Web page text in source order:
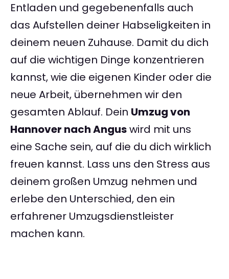
Entladen und gegebenenfalls auch
das Aufstellen deiner Habseligkeiten in
deinem neuen Zuhause. Damit du dich
auf die wichtigen Dinge konzentrieren
kannst, wie die eigenen Kinder oder die
neue Arbeit, übernehmen wir den
gesamten Ablauf. Dein Umzug von
Hannover nach Anguswird mit uns
eine Sache sein, auf die du dich wirklich
freuen kannst. Lass uns den Stress aus
deinem großen Umzug nehmen und
erlebe den Unterschied, den ein
erfahrener Umzugsdienstleister
machen kann.